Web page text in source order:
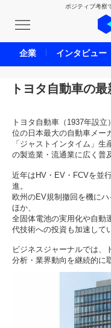
ポジティブ考察
LIFE
AI
REAL
トヨタ自動車の
トヨタ自動車（1937年設
位の日本最大の自動車メー
「ジャストインタイム」
の製造業・流通業に広く普
近年はHV・EV・FCVを並
進。
欧州のEV規制撤回を機に
ほか、
全固体電池の実用化や自動
代技術への投資も加速して
ビジネスジャーナルでは、
分析・業界動向を継続的に
企業 インタビュー